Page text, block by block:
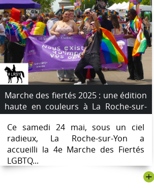
Marche des fiertés 2025 : une édition
haute en couleurs à La Roche-sur-
Yon
Ce samedi 24 mai, sous un ciel
radieux, La Roche-sur-Yon a
accueilli la 4e Marche des Fiertés
LGBTQ...
+